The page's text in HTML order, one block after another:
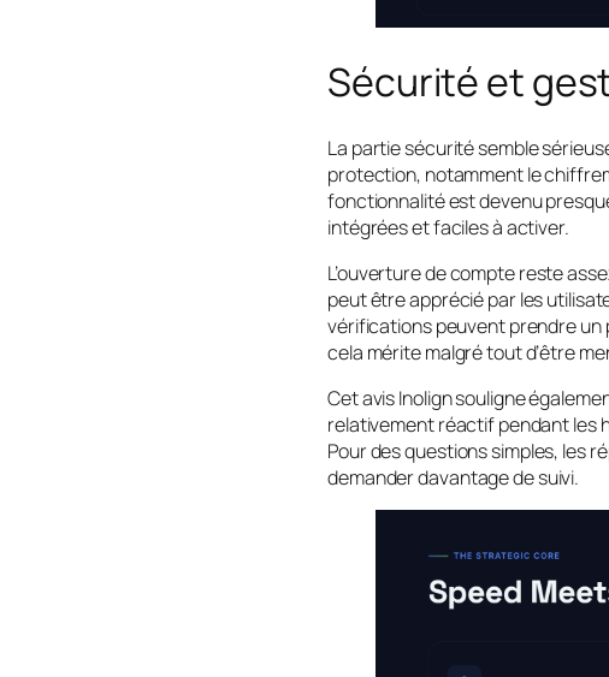
Sécurité et
La partie sécurité semble
protection, notamment le
fonctionnalité est devenu
intégrées et faciles à activer.
L’ouverture de compte reste
peut être apprécié par les
vérifications peuvent prendre un
cela mérite malgré tout d’être
Cet avis Inolign souligne
relativement réactif pendant les
Pour des questions simples, les
demander davantage de suivi.